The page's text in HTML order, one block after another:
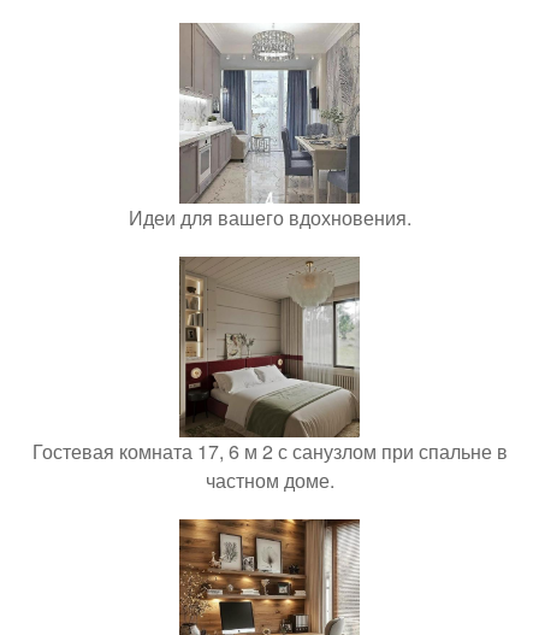
Идеи для вашего вдохновения.
Гостевая комната 17, 6 м 2 с санузлом при спальне в
частном доме.